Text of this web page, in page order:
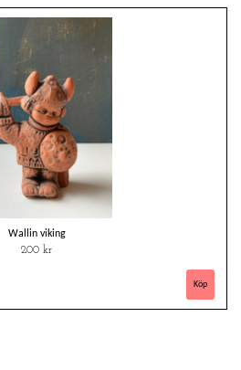
Wallin viking
200 kr